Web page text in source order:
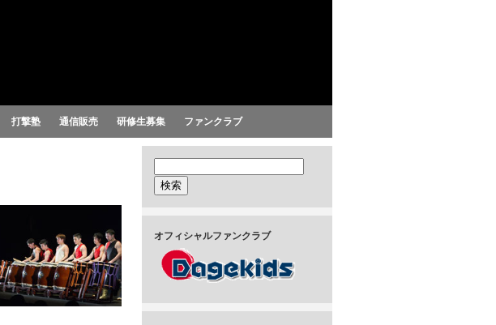
打撃塾 通信販売 研修生募集 ファンクラブ
オフィシャルファンクラブ